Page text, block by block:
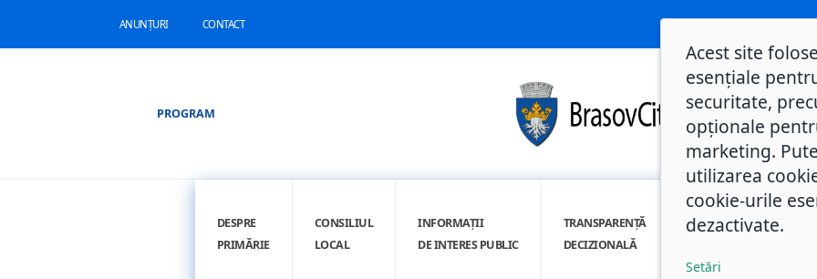
ANUNȚURI CONTACT
PROGRAM
DESPRE
PRIMĂRIE
CONSILIUL
LOCAL
INFORMAȚII
DE INTERES PUBLIC
TRANSPARENȚĂ
DECIZIONALĂ
INTEGRITATE
Acest site
esențiale
securitate,
opționale
marketing.
utilizarea
cookie-urile
dezactivate.
Setări